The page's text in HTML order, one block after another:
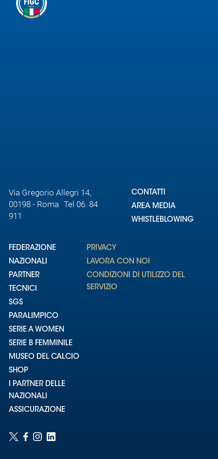
Via Gregorio Allegri 14,
00198 - Roma Tel 06. 84
911
CONTATTI
AREA MEDIA
WHISTLEBLOWING
FEDERAZIONE
NAZIONALI
PARTNER
TECNICI
SGS
PARALIMPICO
SERIE A WOMEN
SERIE B FEMMINILE
MUSEO DEL CALCIO
SHOP
I PARTNER DELLE
NAZIONALI
ASSICURAZIONE
PRIVACY
LAVORA CON NOI
CONDIZIONI DI UTILIZZO DEL
SERVIZIO